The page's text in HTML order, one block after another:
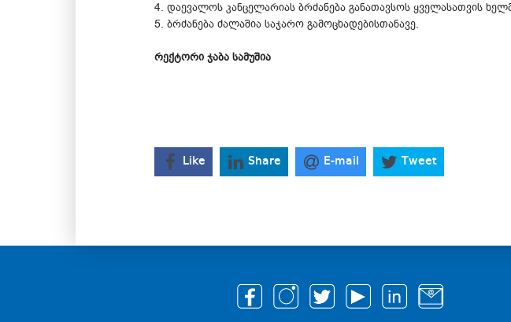
4. დაევალოს კანცელარიას ბრძანება განათავსოს ყველასათვის
5. ბრძანება ძალაშია საჯარო გამოცხადებისთანავე.
რექტორი ჯაბა სამუშია
Like Share E-mail Tweet